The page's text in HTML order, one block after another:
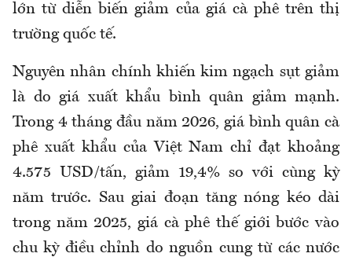
lớn từ diễn biến giảm của giá cà phê trên thị
trường quốc tế.
Nguyên nhân chính khiến kim ngạch sụt giảm
là do giá xuất khẩu bình quân giảm mạnh.
Trong 4 tháng đầu năm 2026, giá bình quân cà
phê xuất khẩu của Việt Nam chỉ đạt khoảng
4.575 USD/tấn, giảm 19,4% so với cùng kỳ
năm trước. Sau giai đoạn tăng nóng kéo dài
trong năm 2025, giá cà phê thế giới bước vào
chu kỳ điều chỉnh do nguồn cung từ các nước